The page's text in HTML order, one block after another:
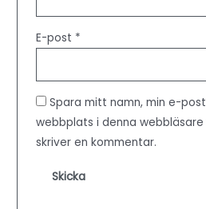
E-post *
Spara mitt namn, min e-
webbplats i denna
skriver en kommentar.